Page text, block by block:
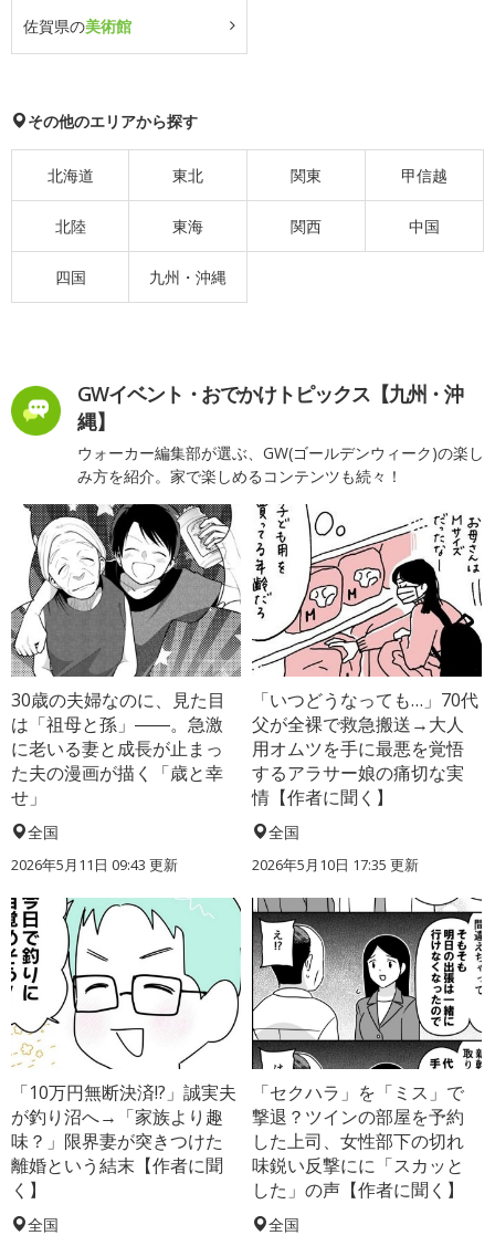
佐賀県の美術館
その他のエリアから探す
北海道 東北 関東 甲信越
北陸 東海 関西 中国
四国 九州・沖縄
GWイベント・おでかけトピックス【九州・沖
縄】
ウォーカー編集部が選ぶ、GW(ゴールデンウィーク)の楽し
み方を紹介。家で楽しめるコンテンツも続々！
30歳の夫婦なのに、見た目
は「祖母と孫」――。急激
に老いる妻と成長が止まっ
た夫の漫画が描く「歳と幸
せ」
全国
2026年5月11日 09:43 更新
「いつどうなっても…」70代
父が全裸で救急搬送→大人
用オムツを手に最悪を覚悟
するアラサー娘の痛切な実
情【作者に聞く】
全国
2026年5月10日 17:35 更新
「10万円無断決済!?」誠実夫
が釣り沼へ→「家族より趣
味？」限界妻が突きつけた
離婚という結末【作者に聞
く】
全国
「セクハラ」を「ミス」で
撃退？ツインの部屋を予約
した上司、女性部下の切れ
味鋭い反撃にに「スカッと
した」の声【作者に聞く】
全国